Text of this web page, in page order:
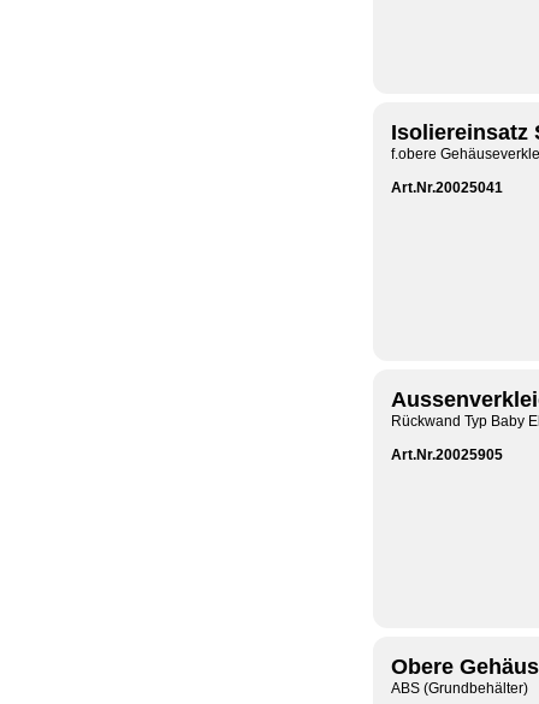
Isoliereinsatz
f.obere
Art.Nr.20025041
Rückwand Typ Baby
Art.Nr.20025905
Obere
ABS (Grundbehälter)